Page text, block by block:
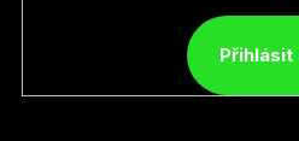
Přihlásit